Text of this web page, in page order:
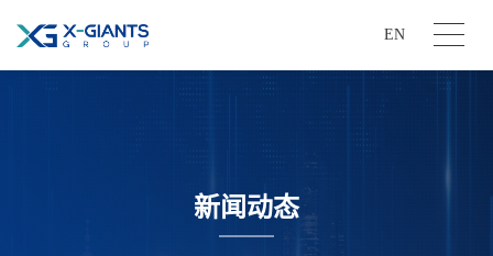
EN
新闻动态